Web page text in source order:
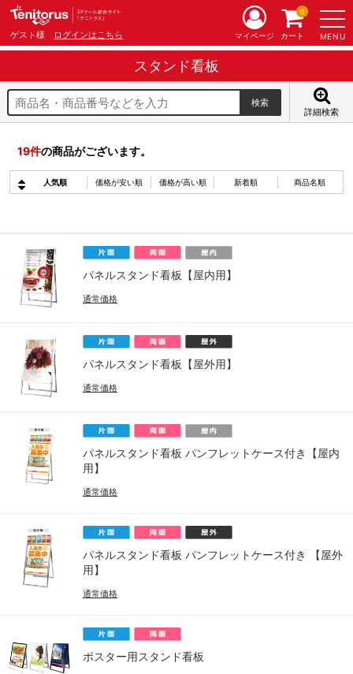
ゲスト様 ログインはこちら MENU
マイページ カート
0
スタンド看板
詳細検索
19件の商品がございます。
人気順 価格が安い順 価格が高い順 新着順 商品名順
パネルスタンド看板【屋内用】
通常価格
パネルスタンド看板【屋外用】
通常価格
パネルスタンド看板 パンフレットケース付き【屋内
用】
通常価格
パネルスタンド看板 パンフレットケース付き 【屋外
用】
通常価格
ポスター用スタンド看板